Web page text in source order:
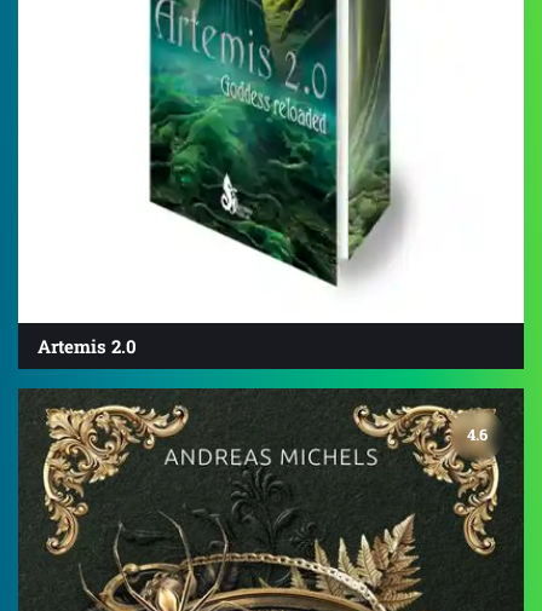
Artemis 2.0
4.6